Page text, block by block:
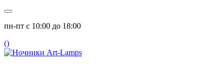
пн-пт с 10:00 до 18:00
()